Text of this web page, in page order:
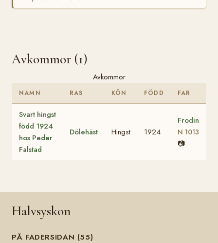
Avkommor (1)
Avkommor
NAMN RAS KÖN FÖDD FAR
Svart hingst
född 1924
hos Peder
Falstad
Dölehäst Hingst 1924
Frodin
N 1013
📷
Halvsyskon
PÅ FADERSIDAN (55)